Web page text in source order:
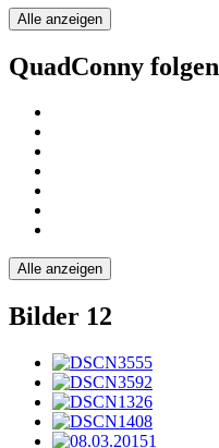
Alle anzeigen
QuadConny folgen
Alle anzeigen
Bilder 12